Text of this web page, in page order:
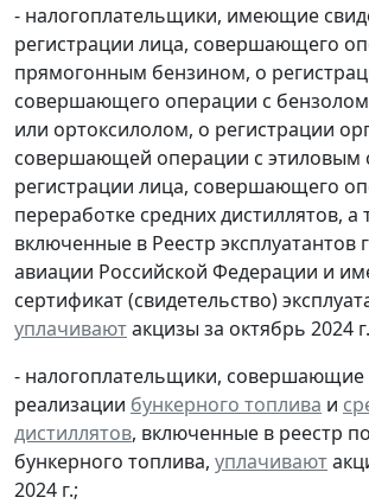
- налогоплательщики, имеющие
регистрации лица, совершающего
прямогонным бензином, о
совершающего операции с
или ортоксилолом, о регистрации
совершающей операции с этиловым
регистрации лица, совершающего
переработке средних дистиллятов, а
включенные в Реестр эксплуатантов
авиации Российской Федерации и
сертификат (свидетельство)
уплачиваютакцизы за октябрь 2024
- налогоплательщики,
реализации бункерного топлива и
дистиллятов, включенные в реестр
бункерного топлива, уплачивают
2024 г.;